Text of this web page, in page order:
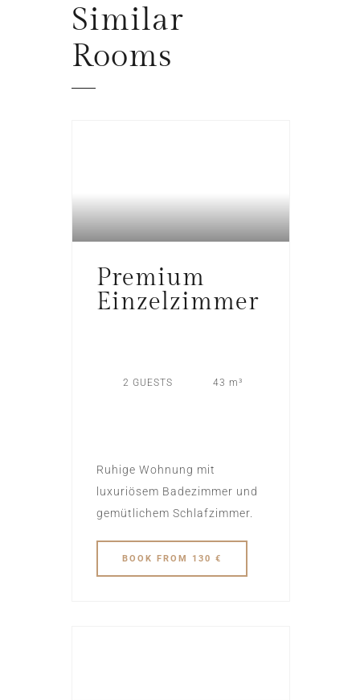
Similar
Rooms
Premium
Einzelzimmer
2 GUESTS 43 m³
Ruhige Wohnung mit
luxuriösem Badezimmer und
gemütlichem Schlafzimmer.
BOOK FROM 130 €